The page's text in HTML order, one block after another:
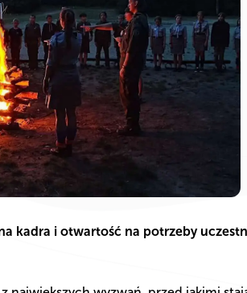
kadra i otwartość na potrzeby